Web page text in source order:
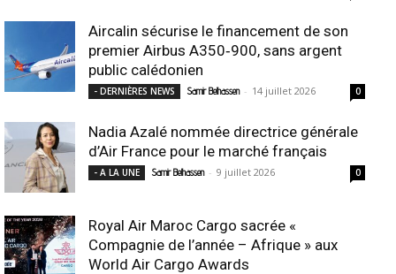
Aircalin sécurise le financement de son
premier Airbus A350‑900, sans argent
public calédonien
- DERNIÈRES NEWS Samir Belhassen - 14 juillet 2026 0
Nadia Azalé nommée directrice générale
d’Air France pour le marché français
- A LA UNE Samir Belhassen - 9 juillet 2026 0
Royal Air Maroc Cargo sacrée «
Compagnie de l’année – Afrique » aux
World Air Cargo Awards